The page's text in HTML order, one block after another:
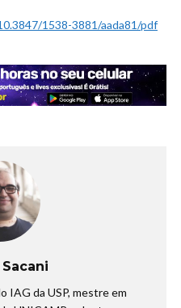
1538-3881/aada81/pdf
IAG da USP, mestre em